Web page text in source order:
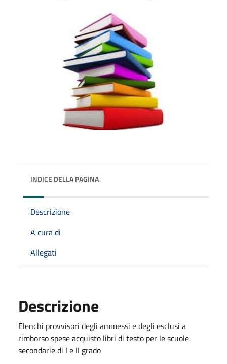
INDICE DELLA PAGINA
Descrizione
A cura di
Allegati
Descrizione
Elenchi provvisori degli ammessi e degli esclusi a
rimborso spese acquisto libri di testo per le scuole
secondarie di I e II grado